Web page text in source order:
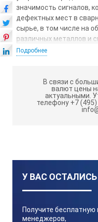
значимость сигналов,
дефектных мест в
сырье, в том числе на
различных металлов и
производства
обнаружения
ультразвуковых
подлежащего
пьезоэлектрическими
ультразвуковых
на принципе
Подробнее
В связи с
валют цены
актуальными.
телефону +7
У ВАС
Получите
менеджеров,